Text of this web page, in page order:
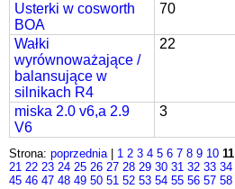
Usterki w cosworth
BOA
70
Wałki
wyrównoważające /
balansujące w
silnikach R4
22
miska 2.0 v6,a 2.9
V6
3
Strona: poprzednia| 1 2 3 4 5 6 7 8 9 10 11
21 22 23 24 25 26 27 28 29 30 31 32 33 34
45 46 47 48 49 50 51 52 53 54 55 56 57 58